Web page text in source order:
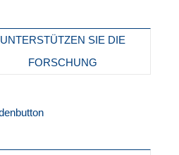
UNTERSTÜTZEN SIE DIE
FORSCHUNG